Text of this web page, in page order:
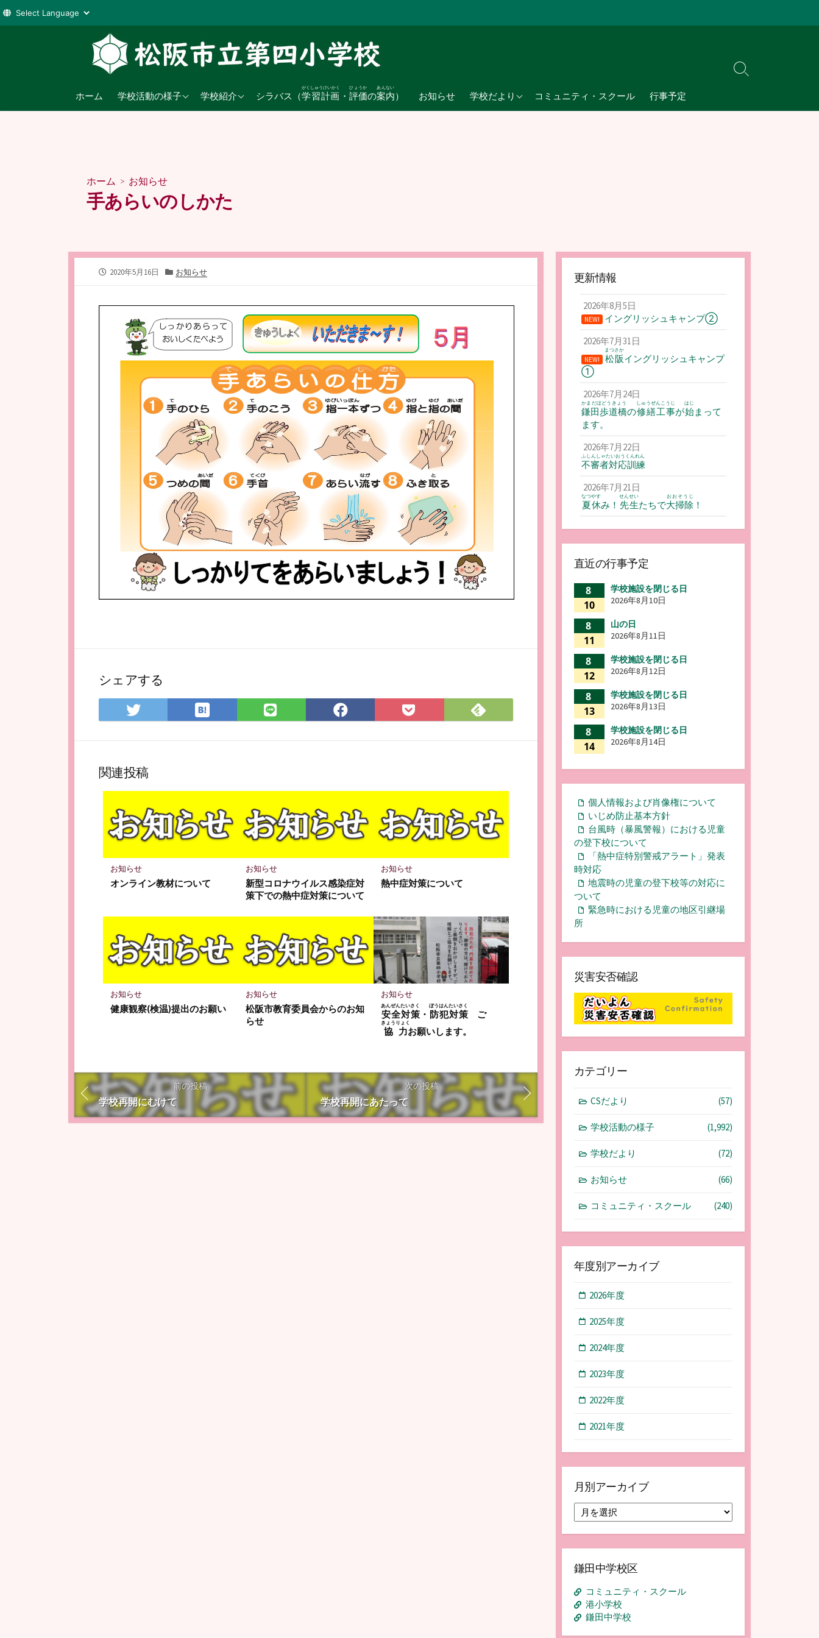
へ
ホーム 学校活動の様子
2026年度
学校紹介
学校教育目標 シラバス（学習計画
がくしゅうけいかく
・ 評価
ひょうか
の案内
あんない
） お知らせ 学校だより
2026年度
コミュニティ・スクール 行事予定
検
り
ホーム > お知らせ
手あらいのしかた
公
2020年5月16日
カ
リ
ー
お知らせ
シェアする
Twitter
で
ア
は
て
マ
ー
ク
に
保
LINE
で
Facebook
で
Pocket
に
Feedly
で
関連投稿
お知らせ
オンライン教材について
お知らせ
新型コロナウイルス感染症対
策下での熱中症対策について
お知らせ
熱中症対策について
お知らせ
健康観察(検温)提出のお願い
お知らせ
松阪市教育委員会からのお知
らせ
お知らせ
安全対策
あんぜんたいさく
・ 防犯対策
ぼうはんたいさく
ご
協力
きょうりょく
お願いします。
前の投稿
学校再開にむけて
次の投稿
学校再開にあたって
更新情報
2026年8月5日
NEW!
イングリッシュキャンプ②
2026年7月31日
NEW! 松阪
まつさか
イングリッシュキャンプ
①
2026年7月24日
鎌田歩道橋
かまだほどうきょう
の修繕工事
しゅうぜんこうじ
が始
はじ
まって
ます。
2026年7月22日
不審者対応訓練
ふしんしゃたいおうくんれん
2026年7月21日
夏休
なつやす
み！ 先生
せんせい
たちで大掃除
おおそうじ
！
直近の行事予定
8
10
学校施設を閉じる日
2026年8月10日
8
11
山の日
2026年8月11日
8
12
学校施設を閉じる日
2026年8月12日
8
13
学校施設を閉じる日
2026年8月13日
8
14
学校施設を閉じる日
2026年8月14日
個人情報および肖像権について
いじめ防止基本方針
台風時（暴風警報）における児童
の登下校について
「熱中症特別警戒アラート」発表
時対応
地震時の児童の登下校等の対応に
ついて
緊急時における児童の地区引継場
所
災害安否確認
カテゴリー
CSだより (57)
学校活動の様子 (1,992)
学校だより (72)
お知らせ (66)
コミュニティ・スクール (240)
年度別アーカイブ
2026年度
2025年度
2024年度
2023年度
2022年度
2021年度
月別アーカイブ
別
ア
ー
イ
ブ
鎌田中学校区
コミュニティ・スクール
港小学校
鎌田中学校